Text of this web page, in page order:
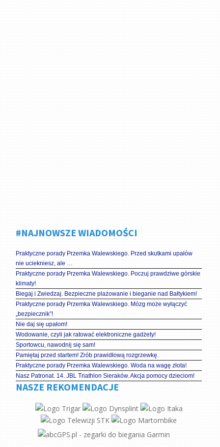
#NAJNOWSZE WIADOMOŚCI
Praktyczne porady Przemka Walewskiego. Przed skutkami upałów
nie uciekniesz, ale …
Praktyczne porady Przemka Walewskiego. Poczuj prawdziwe górskie
klimaty!
Biegaj i Zwiedzaj. Bezpieczne plażowanie i bieganie nad Bałtykiem!
Praktyczne porady Przemka Walewskiego. Mózg może wyłączyć
„bezpiecznik”!
Nie daj się upałom!
Wodowanie, czyli jak ratować elektroniczne gadżety!
Sportowcu, nawodnij się sam!
Pamiętaj przed startem! Zrób prawidłową rozgrzewkę.
Praktyczne porady Przemka Walewskiego. Woda na wagę złota!
Nasz Patronat. 14. JBL Triathlon Sieraków. Akcja pomocy dzieciom!
NASZE REKOMENDACJE